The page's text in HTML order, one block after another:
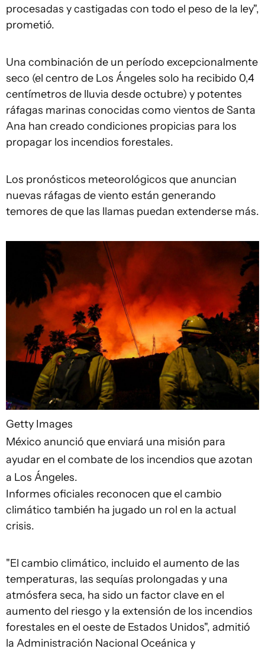
procesadas y castigadas con todo el peso de la ley",
prometió.
Una combinación de un período excepcionalmente
seco (el centro de Los Ángeles solo ha recibido 0,4
centímetros de lluvia desde octubre) y potentes
ráfagas marinas conocidas como vientos de Santa
Ana han creado condiciones propicias para los
propagar los incendios forestales.
Los pronósticos meteorológicos que anuncian
nuevas ráfagas de viento están generando
temores de que las llamas puedan extenderse más.
Getty Images
México anunció que enviará una misión para
ayudar en el combate de los incendios que azotan
a Los Ángeles.
Informes oficiales reconocen que el cambio
climático también ha jugado un rol en la actual
crisis.
"El cambio climático, incluido el aumento de las
temperaturas, las sequías prolongadas y una
atmósfera seca, ha sido un factor clave en el
aumento del riesgo y la extensión de los incendios
forestales en el oeste de Estados Unidos", admitió
la Administración Nacional Oceánica y